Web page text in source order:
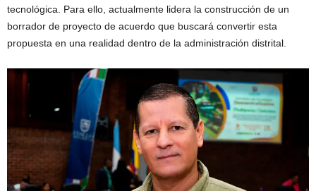
tecnológica. Para ello, actualmente lidera la construcción de un
borrador de proyecto de acuerdo que buscará convertir esta
propuesta en una realidad dentro de la administración distrital.